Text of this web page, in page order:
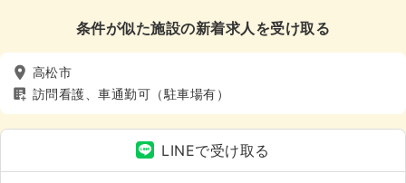
条件が似た施設の新着求人を受け取る
高松市
訪問看護、車通勤可（駐車場有）
LINEで受け取る